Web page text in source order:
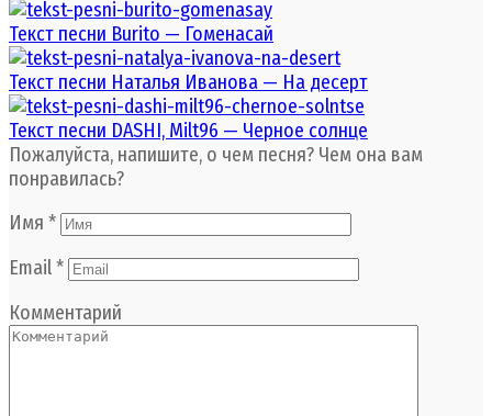
Текст песни Burito — Гоменасай
Текст песни Наталья Иванова — На десерт
Текст песни DASHI, Milt96 — Черное солнце
Пожалуйста, напишите, о чем песня? Чем она вам
понравилась?
Имя *
Email*
Комментарий